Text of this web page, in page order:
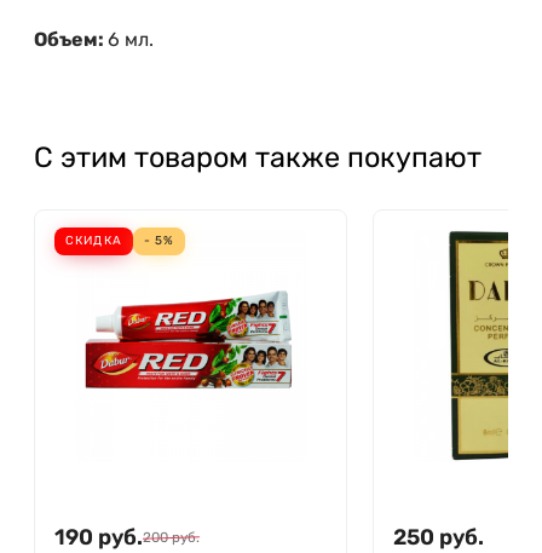
Объем: 6 мл.
С этим товаром также покупают
СКИДКА - 5%
190 руб.200 руб. 250 руб.